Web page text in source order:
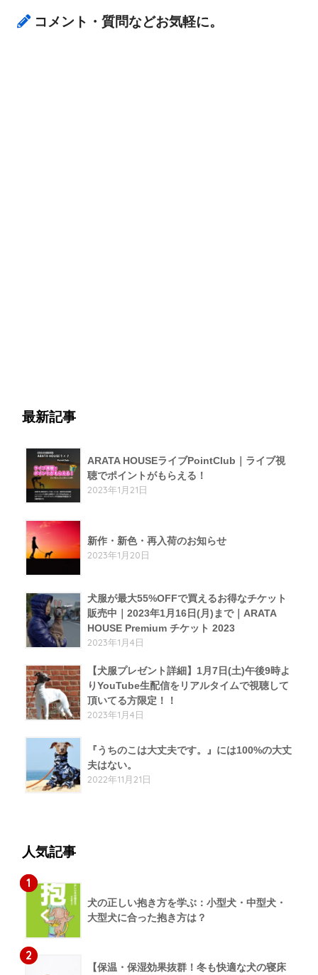
コメント・質問などお気軽に。
最新記事
ARATA HOUSEライブPointClub｜ライブ視
聴でポイントがもらえる！
2023年1月21日
新作・新色・再入荷のお知らせ
2023年1月20日
犬服が最大55%OFFで買えるお得なチケット
販売中｜2023年1月16日(月)まで｜ARATA
HOUSE Premium チケット 2023
2023年1月4日
【犬服プレゼント詳細】1月7日(土)午後9時よ
りYouTube生配信をリアルタイムで視聴して
頂いてる方限定！！
2023年1月4日
『うちのこは大丈夫です。』には100%の大丈
夫はない。
2022年11月21日
人気記事
1
犬の正しい抱き方を学ぶ：小型犬・中型犬・
大型犬に合った抱き方は？
2
【保温・保湿効果抜群！冬も快適な犬の寝床